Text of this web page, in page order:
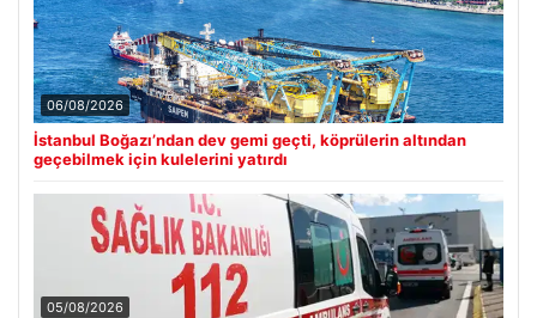
06/08/2026
İstanbul Boğazı’ndan dev gemi geçti, köprülerin altından
geçebilmek için kulelerini yatırdı
05/08/2026